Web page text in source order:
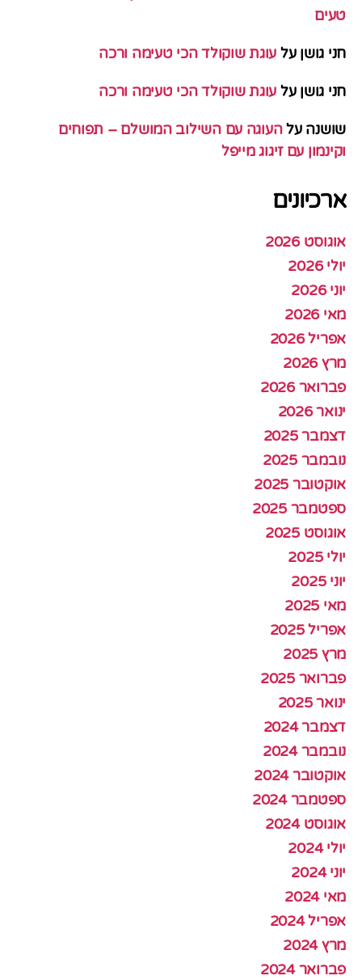
טעים
חני גושן על עוגת שוקולד הכי טעימה ורכה
חני גושן על עוגת שוקולד הכי טעימה ורכה
שושנה עלהעוגה עם השילוב המושלם – תפוחים
וקינמון עם זיגוג מייפל
ארכיונים
אוגוסט 2026
יולי 2026
יוני 2026
מאי 2026
אפריל 2026
מרץ 2026
פברואר 2026
ינואר 2026
דצמבר 2025
נובמבר 2025
אוקטובר 2025
ספטמבר 2025
אוגוסט 2025
יולי 2025
יוני 2025
מאי 2025
אפריל 2025
מרץ 2025
פברואר 2025
ינואר 2025
דצמבר 2024
נובמבר 2024
אוקטובר 2024
ספטמבר 2024
אוגוסט 2024
יולי 2024
יוני 2024
מאי 2024
אפריל 2024
מרץ 2024
פברואר 2024